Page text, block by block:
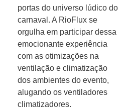
portas do universo lúdico do
carnaval. A RioFlux se
orgulha em participar dessa
emocionante experiência
com as otimizações na
ventilação e climatização
dos ambientes do evento,
alugando os ventiladores
climatizadores.